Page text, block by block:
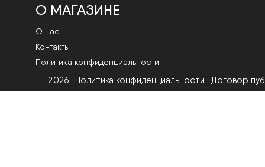
О МАГАЗИНЕ
О нас
Контакты
Политика конфиденциальности
2026 | Политика конфиденциальности | Договор